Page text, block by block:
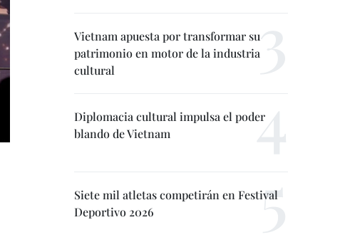
Vietnam apuesta por transformar su
patrimonio en motor de la industria
cultural
Diplomacia cultural impulsa el poder
blando de Vietnam
Siete mil atletas competirán en Festival
Deportivo 2026